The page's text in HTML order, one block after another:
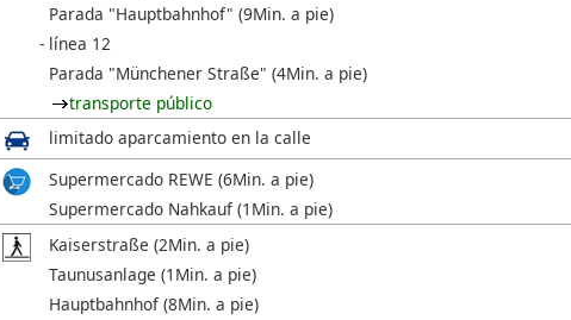
Parada "Hauptbahnhof" (9Min. a pie)
línea 12
Parada "Münchener Straße" (4Min. a pie)
transporte público
limitado aparcamiento en la calle
Supermercado REWE (6Min. a pie)
Supermercado Nahkauf (1Min. a pie)
Kaiserstraße (2Min. a pie)
Taunusanlage (1Min. a pie)
Hauptbahnhof (8Min. a pie)